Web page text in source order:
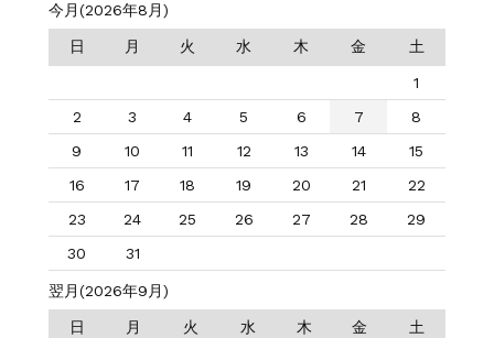
今月(2026年8月)
日 月 火 水 木 金 土
1
2
3 4 5 6 7
8
9
10 11 12 13 14
15
16
17 18 19 20 21
22
23
24 25 26 27 28
29
30
31
翌月(2026年9月)
日 月 火 水 木 金 土